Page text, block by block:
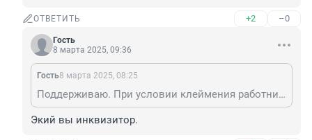
ОТВЕТИТЬ +2 –0
Гость
8 марта 2025, 09:36
Гость8 марта 2025, 08:25
Поддерживаю. При условии клеймения работников этой сферы деятельности. Выжигать ничего не надо, маленькой татушки на лице будет достаточно
Экий вы инквизитор.